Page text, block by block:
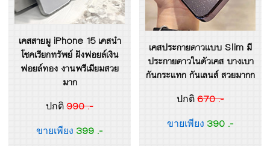
เคสสายมู iPhone 15 เคสนำ
โชคเรียกทรัพย์ ฝังฟอยล์เงิน
ฟอยล์ทอง งานพรีเมียมสวย
มาก
ปกติ 990 .-
ขายเพียง 399 .-
เคสประกายดาวแบบ Slim มี
ประกายดาวในตัวเคส บางเบา
กันกระแทก กันเลนส์ สวยมากก
ปกติ 670 .-
ขายเพียง 390 .-